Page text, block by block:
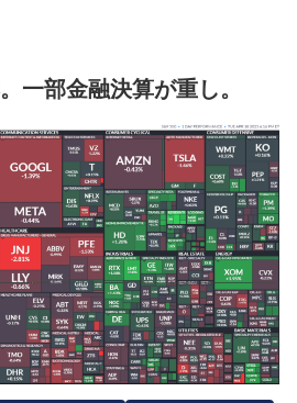
一部金融決算が重し。